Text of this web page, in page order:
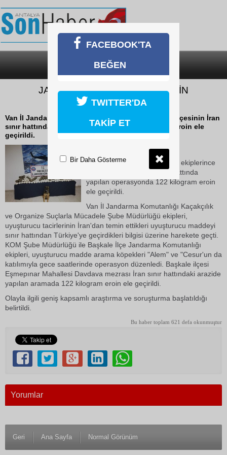
SON DAKİKA
JANDARMADAN SINIRDA EROİN
OPERASYONU
Van İl Jandarma Komutanlığı ekiplerince Başkale ilçesinin İran
sınır hattında yapılan operasyonda 122 kilogram eroin ele
geçirildi.
19 Ekim 2018 Cuma 22:43
Van İl Jandarma Komutanlığı ekiplerince
Başkale ilçesinin İran sınır hattında
yapılan operasyonda 122 kilogram eroin
ele geçirildi.
Van İl Jandarma Komutanlığı Kaçakçılık
ve Organize Suçlarla Mücadele Şube Müdürlüğü ekipleri,
uyuşturucu tacirlerinin İran'dan temin ettikleri uyuşturucu maddeyi
sınır hattından Türkiye'ye geçirdikleri bilgisi üzerine harekete geçti.
KOM Şube Müdürlüğü ile Başkale İlçe Jandarma Komutanlığı
ekipleri, uyuşturucu madde arama köpekleri "Alem" ve "Cesur'un da
katılımıyla gece saatlerinde operasyon düzenledi. Başkale ilçesi
Eşmepınar Mahallesi Davdava mezrası İran sınır hattındaki arazide
yapılan aramada 122 kilogram eroin ele geçirildi.
Olayla ilgili geniş kapsamlı araştırma ve soruşturma başlatıldığı
belirtildi.
Bu haber toplam 621 defa okunmuştur
Yorumlar
Geri Ana Sayfa Normal Görünüm
FACEBOOK'TA
BEĞEN
TWITTER'DA
TAKİP ET
Bir Daha Gösterme